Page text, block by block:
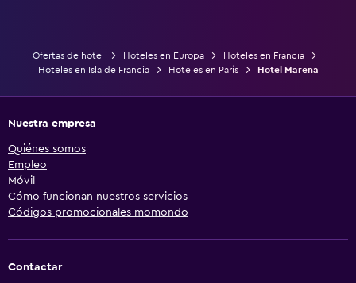
Ofertas de hotel Hoteles en Europa
Hoteles en Francia
Hoteles en Isla de Francia
Hoteles en París Hotel Marena
Nuestra empresa
Quiénes somos
Empleo
Móvil
Cómo funcionan nuestros servicios
Códigos promocionales momondo
Contactar